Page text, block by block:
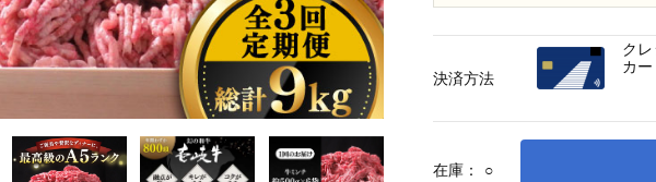
在庫： ○
決済方法
ク
カー